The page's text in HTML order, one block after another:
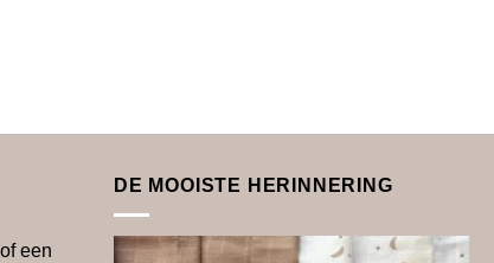
een
DE MOOISTE HERINNERING